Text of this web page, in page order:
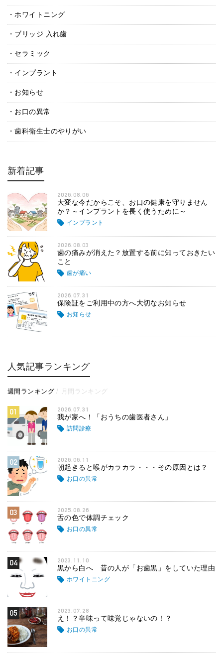
ホワイトニング
ブリッジ 入れ歯
セラミック
インプラント
お知らせ
お口の異常
歯科衛生士のやりがい
新着記事
2026.08.06
大変な今だからこそ、お口の健康を守りません
か？～インプラントを長く使うために～
インプラント
2026.08.03
歯の痛みが消えた？放置する前に知っておきたい
こと
歯が痛い
2026.07.31
保険証をご利用中の方へ大切なお知らせ
お知らせ
人気記事ランキング
週間ランキング 月間ランキング
01 2026.07.31
我が家へ！「おうちの歯医者さん」
訪問診療
02 2026.06.11
朝起きると喉がカラカラ・・・その原因とは？
お口の異常
03 2025.08.26
舌の色で体調チェック
お口の異常
04 2023.11.10
黒から白へ 昔の人が「お歯黒」をしていた理由
ホワイトニング
05 2023.07.28
え！？辛味って味覚じゃないの！？
お口の異常